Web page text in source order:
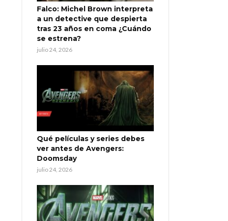
Falco: Michel Brown interpreta
a un detective que despierta
tras 23 años en coma ¿Cuándo
se estrena?
julio 24, 2026
Qué películas y series debes
ver antes de Avengers:
Doomsday
julio 24, 2026